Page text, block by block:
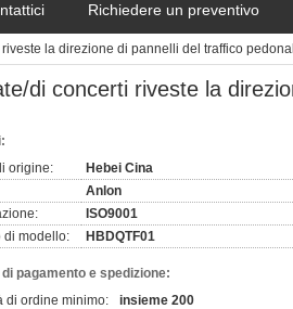
Richiedere un preventivo
la direzione di pannelli del traffico
di concerti riveste la
origine:
Hebei Cina
Anlon
ISO9001
di modello:
HBDQTF01
pagamento e spedizione:
di ordine minimo:
insieme 200